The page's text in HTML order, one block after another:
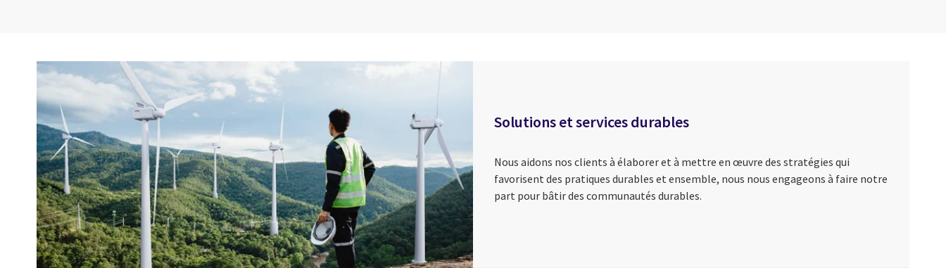
Solutions et services durables
Nous aidons nos clients à élaborer et à mettre en œuvre des stratégies qui
favorisent des pratiques durables et ensemble, nous nous engageons à faire notre
part pour bâtir des communautés durables.